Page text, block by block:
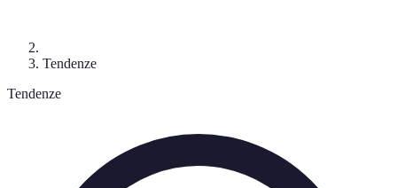
Tendenze
Tendenze